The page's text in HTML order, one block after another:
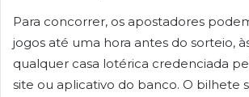
Para concorrer, os apostadores
jogos até uma hora antes do sorteio,
qualquer casa lotérica credenciada
site ou aplicativo do banco. O bilhete